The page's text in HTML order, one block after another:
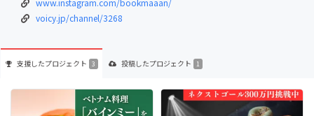
www.instagram.com/bookmaaan/
voicy.jp/channel/3268
支援したプロジェクト 3 投稿したプロジェクト 1